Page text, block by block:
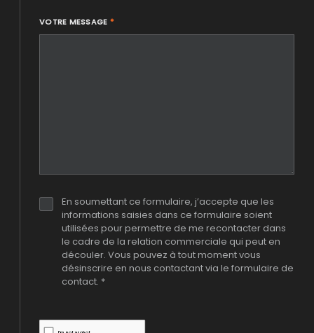
VOTRE MESSAGE *
En soumettant ce formulaire, j’accepte que les
informations saisies dans ce formulaire soient
utilisées pour permettre de me recontacter dans
le cadre de la relation commerciale qui peut en
découler. Vous pouvez à tout moment vous
désinscrire en nous contactant via le formulaire de
contact. *